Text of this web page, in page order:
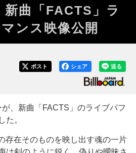
曲「FACTS」ラ
ンス映像公開
送る
シェア
ポスト
、新曲「FACTS」のライブパフ
た。
在そのものを映し出す魂の一片